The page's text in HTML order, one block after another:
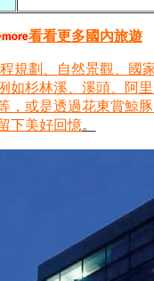
看看更多國內旅遊
規劃、自然景觀、國
杉林溪、溪頭、阿
或是透過花東賞鯨
下美好回憶。